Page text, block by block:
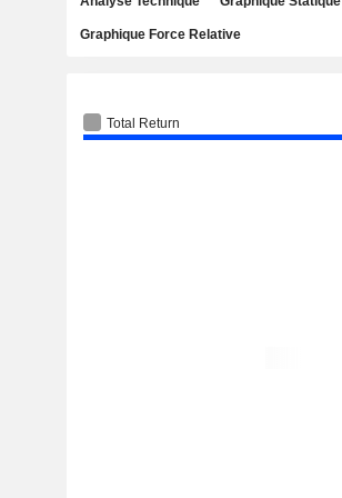
Graphique Force Relative
Total Return